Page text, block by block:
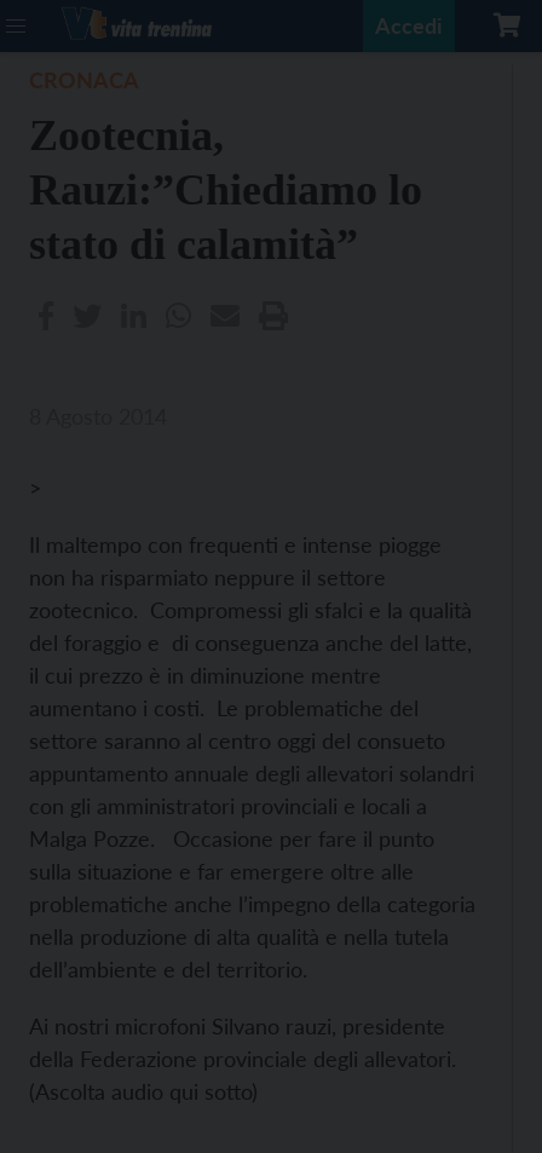
Accedi
Zootecnia,
Rauzi:”Chiediamo lo
stato di calamità”
>
Il maltempo con frequenti e intense piogge
non ha risparmiato neppure il settore
zootecnico. Compromessi gli sfalci e la qualità
del foraggio e di conseguenza anche del latte,
il cui prezzo è in diminuzione mentre
aumentano i costi. Le problematiche del
settore saranno al centro oggi del consueto
appuntamento annuale degli allevatori solandri
con gli amministratori provinciali e locali a
Malga Pozze. Occasione per fare il punto
sulla situazione e far emergere oltre alle
problematiche anche l’impegno della categoria
nella produzione di alta qualità e nella tutela
dell’ambiente e del territorio.
Ai nostri microfoni Silvano rauzi, presidente
della Federazione provinciale degli allevatori.
(Ascolta audio qui sotto)